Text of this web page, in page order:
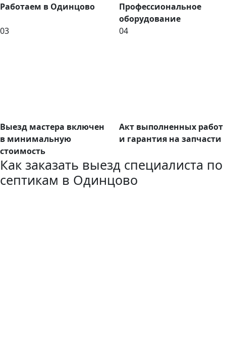
Работаем в Одинцово
Профессиональное
оборудование
03
Выезд мастера включен
в минимальную
стоимость
04
Акт выполненных работ
и гарантия на запчасти
Как заказать выезд специалиста по
септикам в Одинцово